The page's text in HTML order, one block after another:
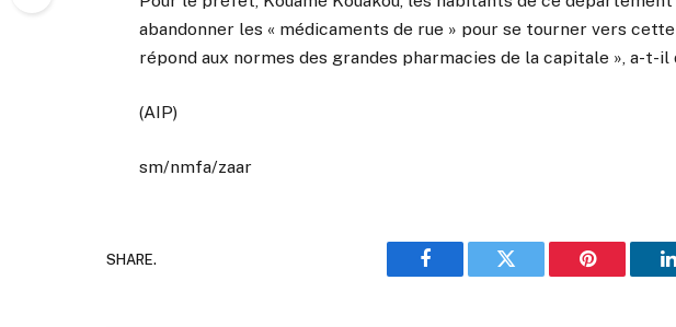
abandonner les « médicaments de rue » pour se tourner vers
répond aux normes des grandes pharmacies de la capitale », a-t-il
(AIP)
sm/nmfa/zaar
SHARE.
Facebook Twitter Pinterest